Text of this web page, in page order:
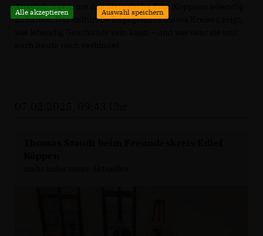
Ausstellungen, um das literarische Erbe Köppens lebendig
zu halten. Das kulturelle Engagement dieses Kreises zeigt,
Alle akzeptieren Auswahl speichern